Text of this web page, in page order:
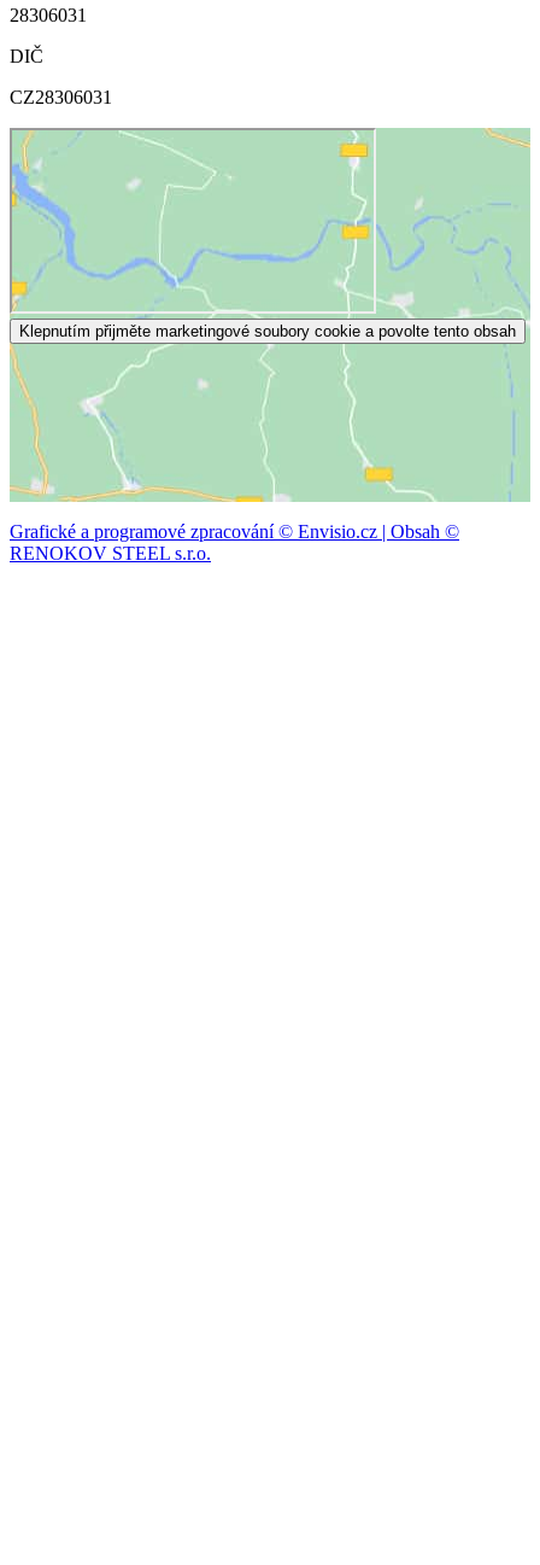
28306031
DIČ
CZ28306031
Klepnutím přijměte marketingové soubory cookie a povolte tento obsah
Grafické a programové zpracování © Envisio.cz | Obsah ©
RENOKOV STEEL s.r.o.